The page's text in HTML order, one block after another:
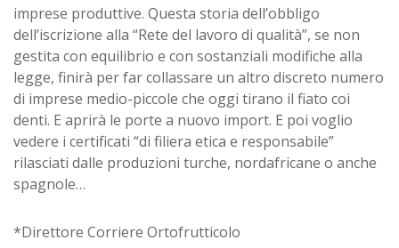
imprese produttive. Questa storia dell’obbligo
dell’iscrizione alla “Rete del lavoro di qualità”, se non
gestita con equilibrio e con sostanziali modifiche alla
legge, finirà per far collassare un altro discreto numero
di imprese medio-piccole che oggi tirano il fiato coi
denti. E aprirà le porte a nuovo import. E poi voglio
vedere i certificati “di filiera etica e responsabile”
rilasciati dalle produzioni turche, nordafricane o anche
spagnole…
*Direttore Corriere Ortofrutticolo